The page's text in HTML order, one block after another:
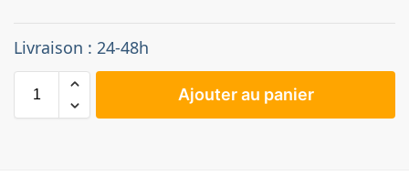
Livraison : 24-48h
Ajouter au panier